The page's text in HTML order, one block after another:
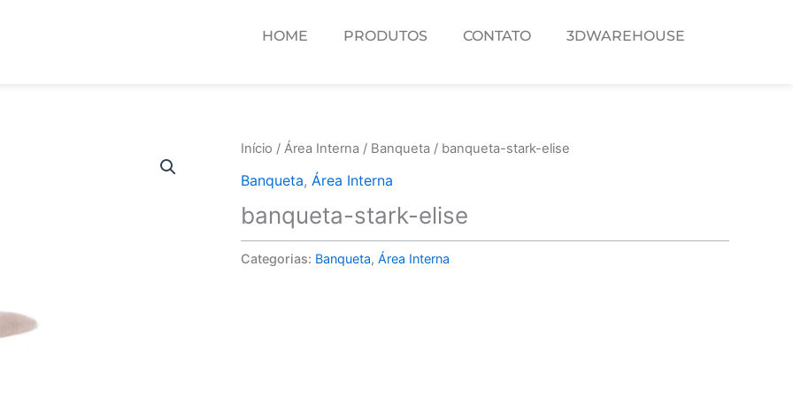
HOME PRODUTOS CONTATO 3DWAREHOUSE
Início / Área Interna / Banqueta / banqueta-stark-elise
Banqueta, Área Interna
banqueta-stark-elise
Categorias: Banqueta, Área Interna